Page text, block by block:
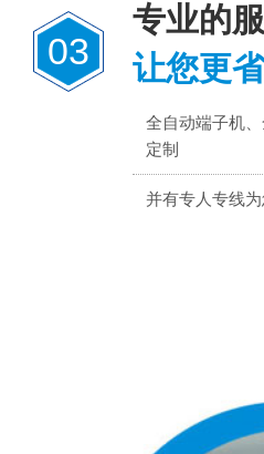
03
专业的
让您更
全自动端子机
定制
并有专人专线